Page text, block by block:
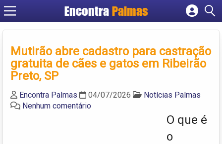
Encontra Palmas
Cadastrar empresa
Criar conta
Mutirão abre cadastro para castração
gratuita de cães e gatos em Ribeirão
Preto, SP
Encontra Palmas 04/07/2026
Notícias Palmas
Nenhum comentário
O que é
o